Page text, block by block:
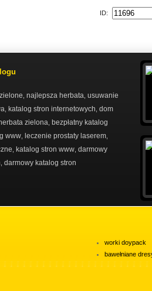
ID:
najlepsza herbata usuwanie
katalog stron internetowych dom
herbata zielona bezpłatny katalog
www leczenie prostaty laserem
katalog stron www darmowy
darmowy katalog stron
worki doypack
bawełniane